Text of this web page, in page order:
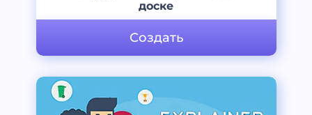
доске
Создать